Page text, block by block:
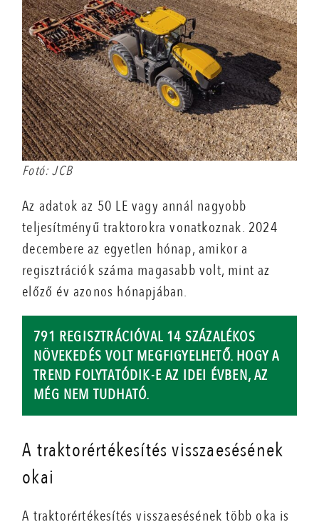
Fotó: JCB
Az adatok az 50 LE vagy annál nagyobb
teljesítményű traktorokra vonatkoznak. 2024
decembere az egyetlen hónap, amikor a
regisztrációk száma magasabb volt, mint az
előző év azonos hónapjában.
791 REGISZTRÁCIÓVAL 14 SZÁZALÉKOS
NÖVEKEDÉS VOLT MEGFIGYELHETŐ. HOGY A
TREND FOLYTATÓDIK-E AZ IDEI ÉVBEN, AZ
MÉG NEM TUDHATÓ.
A traktorértékesítés visszaesésének
okai
A traktorértékesítés visszaesésének több oka is